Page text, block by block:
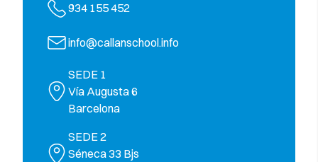
934 155 452
info@callanschool.info
SEDE 1
Vía Augusta 6
Barcelona
SEDE 2
Séneca 33 Bjs